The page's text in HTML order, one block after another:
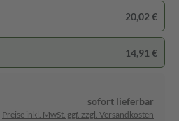
20,02 €
14,91 €
sofort lieferbar
Preise inkl. MwSt. ggf. zzgl. Versandkosten